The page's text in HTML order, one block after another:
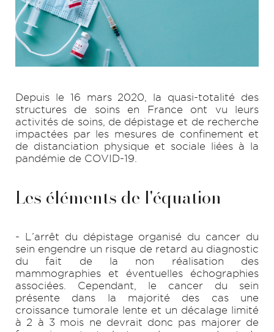
Depuis le 16 mars 2020, la quasi-totalité des
structures de soins en France ont vu leurs
activités de soins, de dépistage et de recherche
impactées par les mesures de confinement et
de distanciation physique et sociale liées à la
pandémie de COVID-19.
Les éléments de l'équation
- L’arrêt du dépistage organisé du cancer du
sein engendre un risque de retard au diagnostic
du fait de la non réalisation des
mammographies et éventuelles échographies
associées. Cependant, le cancer du sein
présente dans la majorité des cas une
croissance tumorale lente et un décalage limité
à 2 à 3 mois ne devrait donc pas majorer de